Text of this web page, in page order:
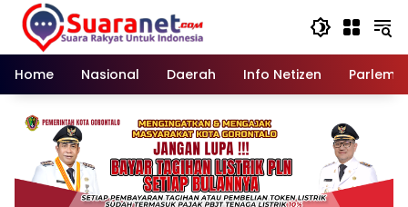
Langsung
konten
Home
Nasional Daerah Info Netizen